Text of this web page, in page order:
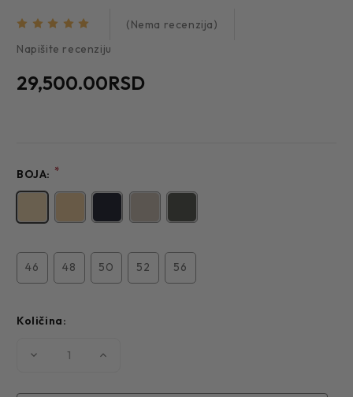
(Nema recenzija)
Napišite recenziju
29,500.00RSD
BOJA: *
46 48 50 52 56
Količina:
Smanjite Povećajte